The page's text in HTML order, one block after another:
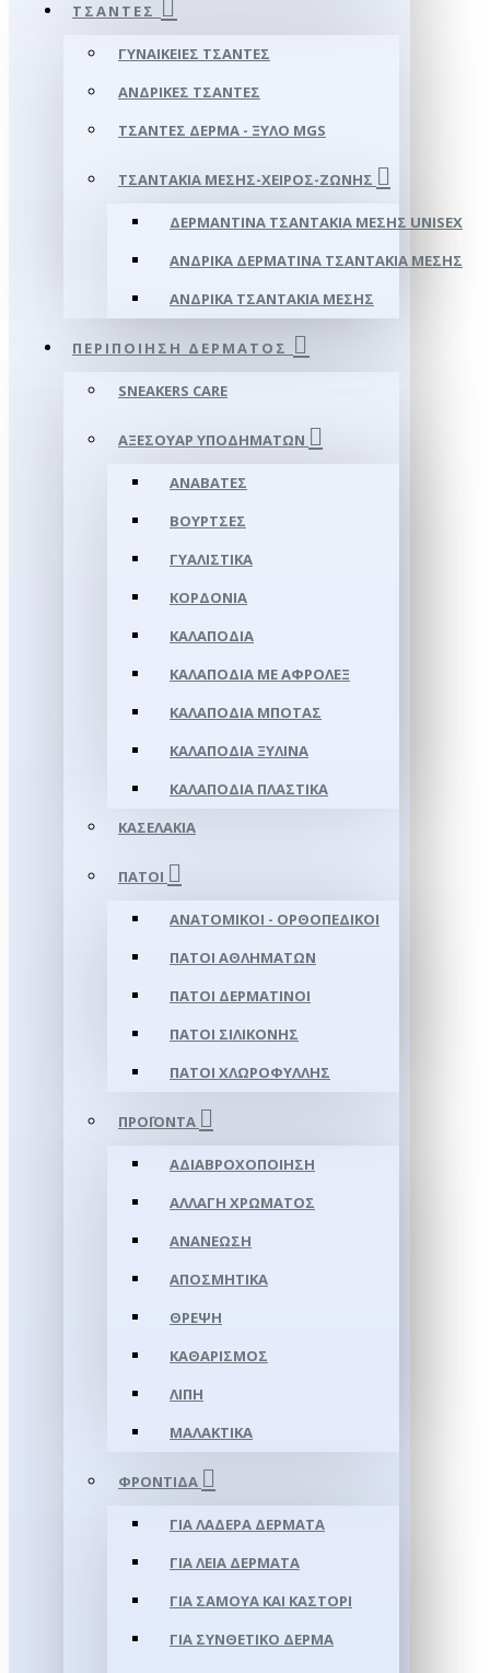
ΤΣΆΝΤΕΣ
ΓΥΝΑΙΚΕΊΕΣ ΤΣΆΝΤΕΣ
ΑΝΔΡΙΚΈΣ ΤΣΆΝΤΕΣ
ΤΣΆΝΤΕΣ ΔΈΡΜΑ - ΞΎΛΟ MGS
ΤΣΑΝΤΆΚΙΑ ΜΈΣΗΣ-ΧΕΙΡΌΣ-ΖΏΝΗΣ
ΔΕΡΜΆΝΤΙΝΑ ΤΣΑΝΤΆΚΙΑ ΜΈΣΗΣ UNISEX
ΑΝΔΡΙΚΆ ΔΕΡΜΆΤΙΝΑ ΤΣΑΝΤΆΚΙΑ ΜΈΣΗΣ
ΑΝΔΡΙΚΆ ΤΣΑΝΤΆΚΙΑ ΜΈΣΗΣ
ΠΕΡΙΠΟΊΗΣΗ ΔΈΡΜΑΤΟΣ
SNEAKERS CARE
ΑΞΕΣΟΥΑΡ ΥΠΟΔΗΜΆΤΩΝ
ΑΝΑΒΆΤΕΣ
ΒΟΎΡΤΣΕΣ
ΓΥΑΛΙΣΤΙΚΆ
ΚΟΡΔΌΝΙΑ
ΚΑΛΑΠΌΔΙΑ
ΚΑΛΑΠΌΔΙΑ ΜΕ ΑΦΡΟΛΕΞ
ΚΑΛΑΠΌΔΙΑ ΜΠΌΤΑΣ
ΚΑΛΑΠΌΔΙΑ ΞΎΛΙΝΑ
ΚΑΛΑΠΌΔΙΑ ΠΛΑΣΤΙΚΆ
ΚΑΣΕΛΆΚΙΑ
ΠΆΤΟΙ
ΑΝΑΤΟΜΙΚΟΊ - ΟΡΘΟΠΕΔΙΚΟΊ
ΠΆΤΟΙ ΑΘΛΗΜΆΤΩΝ
ΠΆΤΟΙ ΔΕΡΜΆΤΙΝΟΙ
ΠΆΤΟΙ ΣΙΛΙΚΌΝΗΣ
ΠΆΤΟΙ ΧΛΩΡΟΦΎΛΛΗΣ
ΠΡΟΪΌΝΤΑ
ΑΔΙΑΒΡΟΧΟΠΟΊΗΣΗ
ΑΛΛΑΓΉ ΧΡΏΜΑΤΟΣ
ΑΝΑΝΈΩΣΗ
ΑΠΟΣΜΗΤΙΚΆ
ΘΡΈΨΗ
ΚΑΘΑΡΙΣΜΌΣ
ΛΊΠΗ
ΜΑΛΑΚΤΙΚΆ
ΦΡΟΝΤΊΔΑ
ΓΙΑ ΛΑΔΕΡΆ ΔΈΡΜΑΤΑ
ΓΙΑ ΛΕΊΑ ΔΈΡΜΑΤΑ
ΓΙΑ ΣΑΜΟΥΑ ΚΑΙ ΚΑΣΤΌΡΙ
ΓΙΑ ΣΥΝΘΕΤΙΚΌ ΔΈΡΜΑ